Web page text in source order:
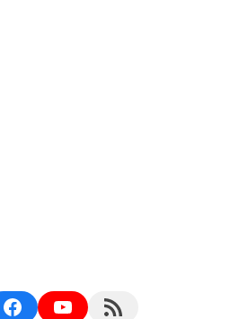
FacebookYouTubeRSS Feed